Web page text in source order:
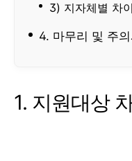
3) 지자체별 차
4. 마무리 및 주
1. 지원대상